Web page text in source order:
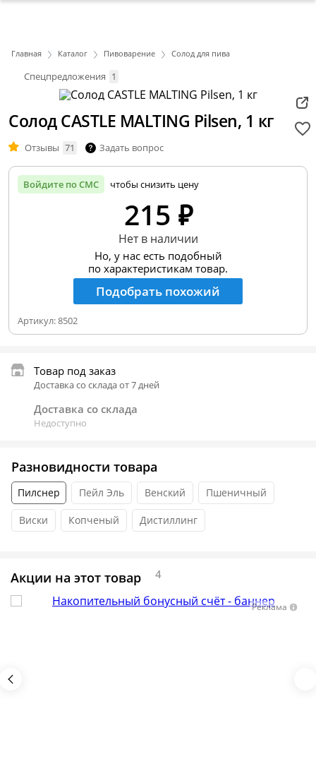
Главная Каталог Пивоварение Солод для пива
Спецпредложения 1
Солод CASTLE MALTING Pilsen, 1 кг
Отзывы 71 Задать вопрос
Войдите по СМС чтобы снизить цену
215 ₽
Нет в наличии
Но, у нас есть подобный
по характеристикам товар.
Подобрать похожий
Артикул:8502
Товар под заказ
Доставка со склада от 7 дней
Доставка со склада
Недоступно
Разновидности товара
Пилснер Пейл Эль Венский Пшеничный
Виски Копченый Дистиллинг
Акции на этот товар 4
Реклама